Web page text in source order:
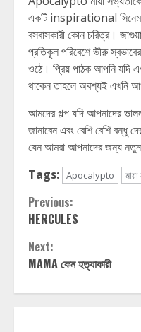
একটি inspirational
বসবাসকারী কোন চরিত্র।
প্রতিকূল পরিবেশে ভীরু
ওঠে। প্রিয় পাঠক আপনি যদি
থাকেন তাহলে অবশ্যই এখনি
আমদের গল্প যদি আপনাদের
জানাবেন এবং বেশি বেশি বন্ধু
যেন আমরা আপনাদের জন্য
Tags: Apocalypto
Continue
Reading
Previous:
HERCULES
Next:
MAMA কেন হত্যাকারী